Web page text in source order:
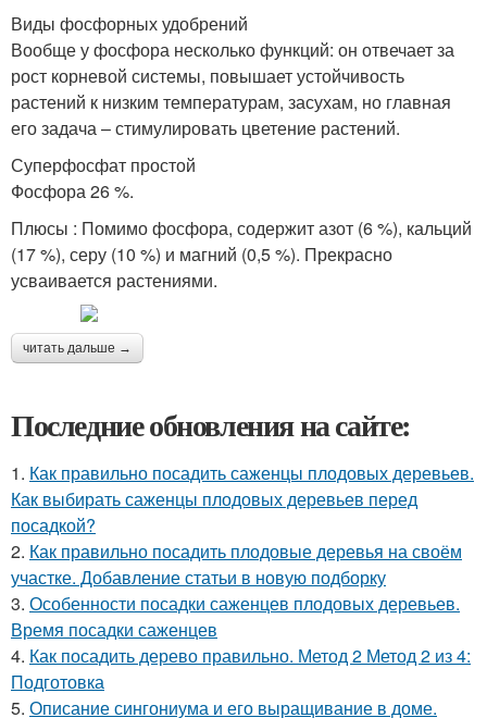
Виды фосфорных удобрений
Вообще у фосфора несколько функций: он отвечает за
рост корневой системы, повышает устойчивость
растений к низким температурам, засухам, но главная
его задача – стимулировать цветение растений.
Суперфосфат простой
Фосфора 26 %.
Плюсы : Помимо фосфора, содержит азот (6 %), кальций
(17 %), серу (10 %) и магний (0,5 %). Прекрасно
усваивается растениями.
читать дальше →
Последние обновления на сайте:
1. Как правильно посадить саженцы плодовых деревьев.
Как выбирать саженцы плодовых деревьев перед
посадкой?
2. Как правильно посадить плодовые деревья на своём
участке. Добавление статьи в новую подборку
3. Особенности посадки саженцев плодовых деревьев.
Время посадки саженцев
4. Как посадить дерево правильно. Метод 2 Метод 2 из 4:
Подготовка
5. Описание сингониума и его выращивание в доме.